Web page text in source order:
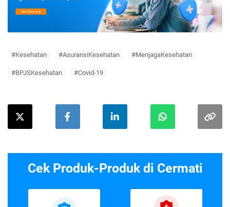
#Kesehatan #AsuransiKesehatan #MenjagaKesehatan
#BPJSKesehatan #Covid-19
Cek Produk-Produk di Cermati